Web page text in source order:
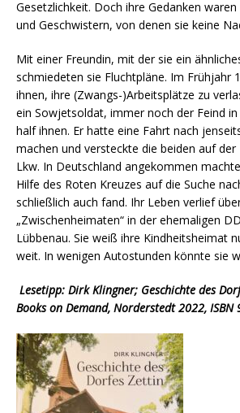
Gesetzlichkeit. Doch ihre Gedanken
und Geschwistern, von denen sie keine
Mit einer Freundin, mit der sie ein
schmiedeten sie Fluchtpläne. Im Frühjahr
ihnen, ihre (Zwangs-)Arbeitsplätze zu
ein Sowjetsoldat, immer noch der Feind in
half ihnen. Er hatte eine Fahrt nach
machen und versteckte die beiden auf der
Lkw. In Deutschland angekommen
Hilfe des Roten Kreuzes auf die Suche
schließlich auch fand. Ihr Leben verlief
„Zwischenheimaten“ in der ehemaligen
Lübbenau. Sie weiß ihre Kindheitsheimat
weit. In wenigen Autostunden könnte sie
Lesetipp: Dirk Klingner; Geschichte des
Books on Demand, Norderstedt 2022, ISBN